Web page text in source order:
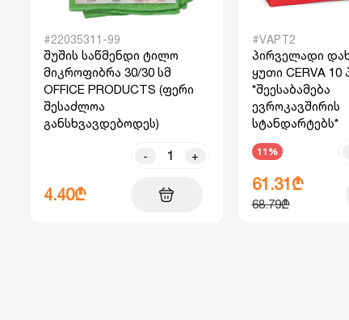
#22035311-99
შუშის საწმენდი ტილო
მიკროფიბრა 30/30 სმ
OFFICE PRODUCTS (ფერი
შესაძლოა
განსხვავდებოდეს)
- +
4.40₾
#VAPT2
პირველადი
ყუთი CERVA 10
*შეესაბამება
ევროკავშირის
სტანდარტებს*
11%
61.31₾
68.79₾